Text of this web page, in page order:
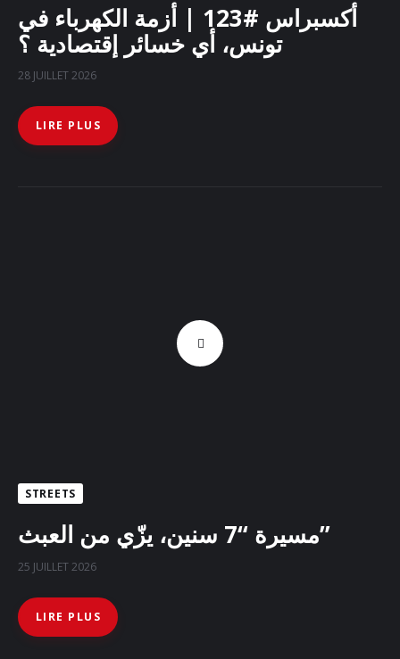
أكسبراس #123 | أزمة الكهرباء في
تونس، أي خسائر إقتصادية ؟
28 JUILLET 2026
LIRE PLUS
STREETS
مسيرة “7 سنين، يزّي من العبث”
25 JUILLET 2026
LIRE PLUS